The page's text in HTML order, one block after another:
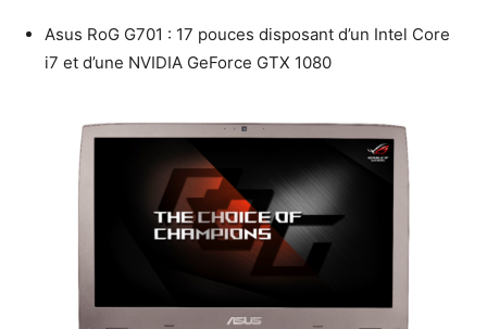
Asus RoG G701 : 17 pouces disposant d’un Intel Core
i7 et d’une NVIDIA GeForce GTX 1080